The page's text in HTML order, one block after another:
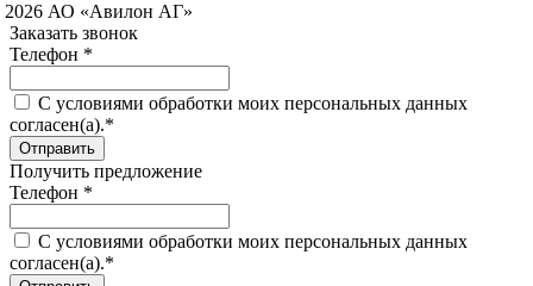
АО «Авилон АГ»
Заказать звонок
Телефон *
C условиями обработки моих персональных данных
согласен(а).*
Получить предложение
Телефон *
C условиями обработки моих персональных данных
согласен(а).*